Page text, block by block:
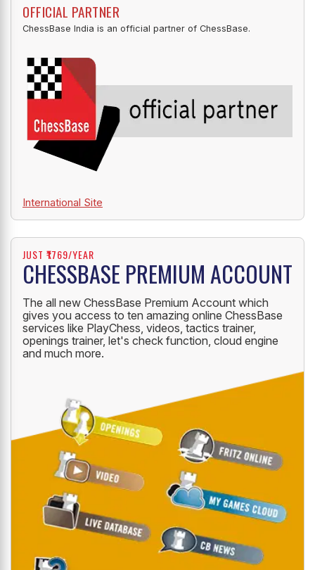
OFFICIAL PARTNER
ChessBase India is an official partner of ChessBase.
International Site
JUST ₹1769/YEAR
CHESSBASE PREMIUM ACCOUNT
The all new ChessBase Premium Account which
gives you access to ten amazing online ChessBase
services like PlayChess, videos, tactics trainer,
openings trainer, let's check function, cloud engine
and much more.